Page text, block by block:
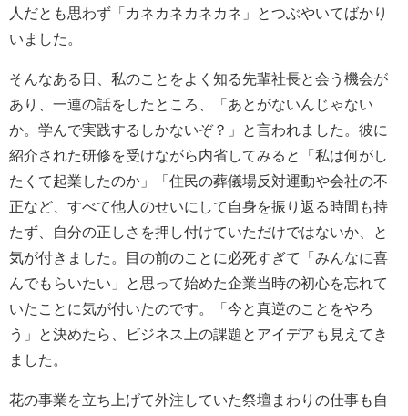
人だとも思わず「カネカネカネカネ」とつぶやいてばかり
いました。
そんなある日、私のことをよく知る先輩社長と会う機会が
あり、一連の話をしたところ、「あとがないんじゃない
か。学んで実践するしかないぞ？」と言われました。彼に
紹介された研修を受けながら内省してみると「私は何がし
たくて起業したのか」「住民の葬儀場反対運動や会社の不
正など、すべて他人のせいにして自身を振り返る時間も持
たず、自分の正しさを押し付けていただけではないか、と
気が付きました。目の前のことに必死すぎて「みんなに喜
んでもらいたい」と思って始めた企業当時の初心を忘れて
いたことに気が付いたのです。「今と真逆のことをやろ
う」と決めたら、ビジネス上の課題とアイデアも見えてき
ました。
花の事業を立ち上げて外注していた祭壇まわりの仕事も自